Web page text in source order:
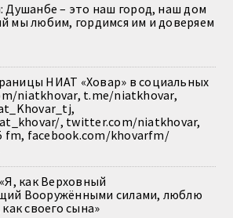
Душанбе – это наш город, наш дом
мы любим, гордимся им и доверяем
НИАТ «Ховар» в социальных
niatkhovar, t.me/niatkhovar,
, twitter.com/niatkhovar,
fm, facebook.com/khovarfm/
как Верховный
Вооружёнными силами, люблю
своего сына»